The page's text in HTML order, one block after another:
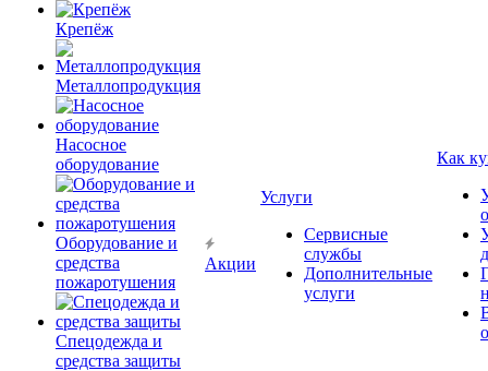
Крепёж
Металлопродукция
Насосное
оборудование
Оборудование и
средства
пожаротушения
Спецодежда и
средства защиты
Акции
Услуги
Сервисные
службы
Дополнительные
услуги
Как